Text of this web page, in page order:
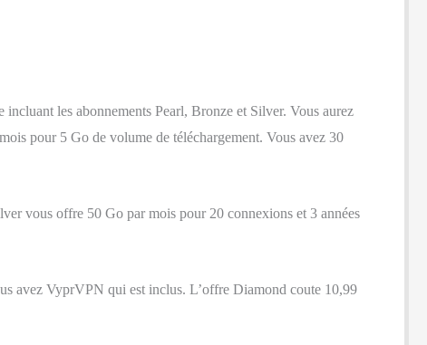
les abonnements Pearl, Bronze et Silver. Vous aurez
pour 5 Go de volume de téléchargement. Vous avez 30
vous offre 50 Go par mois pour 20 connexions et 3 années
avez VyprVPN qui est inclus. L’offre Diamond coute 10,99